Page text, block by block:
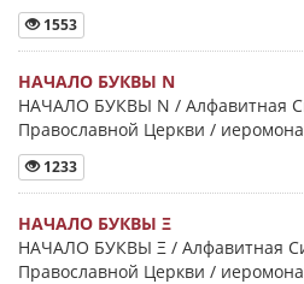
1553
НАЧАЛО БУКВЫ Ν
НАЧАЛО БУКВЫ Ν / Алфавитная
Православной Церкви /
1233
НАЧАЛО БУКВЫ Ξ
НАЧАЛО БУКВЫ Ξ / Алфавитная
Православной Церкви /